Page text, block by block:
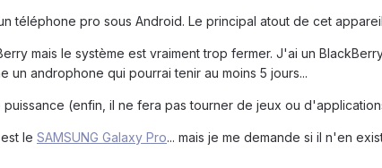
téléphone pro sous Android. Le principal atout de cet
mais le système est vraiment trop fermer. J'ai un
androphone qui pourrai tenir au moins 5 jours...
(enfin, il ne fera pas tourner de jeux ou
le SAMSUNG Galaxy Pro... mais je me demande si il n'en